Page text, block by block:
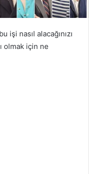
işi nasıl alacağınızı
olmak için ne